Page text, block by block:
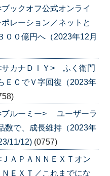
ックオフ公式オンライ
レーション／ネットと
００億円へ（2023年12月
カナＤＩＹ> ふく衛門
ＥＣでＶ字回復（2023年
ブルーミー> ユーザーラ
数で、成長維持（2023年
11/12) (0757)
ＡＰＡＮＮＥＸＴオン
ＥＸＴ／これまでにな